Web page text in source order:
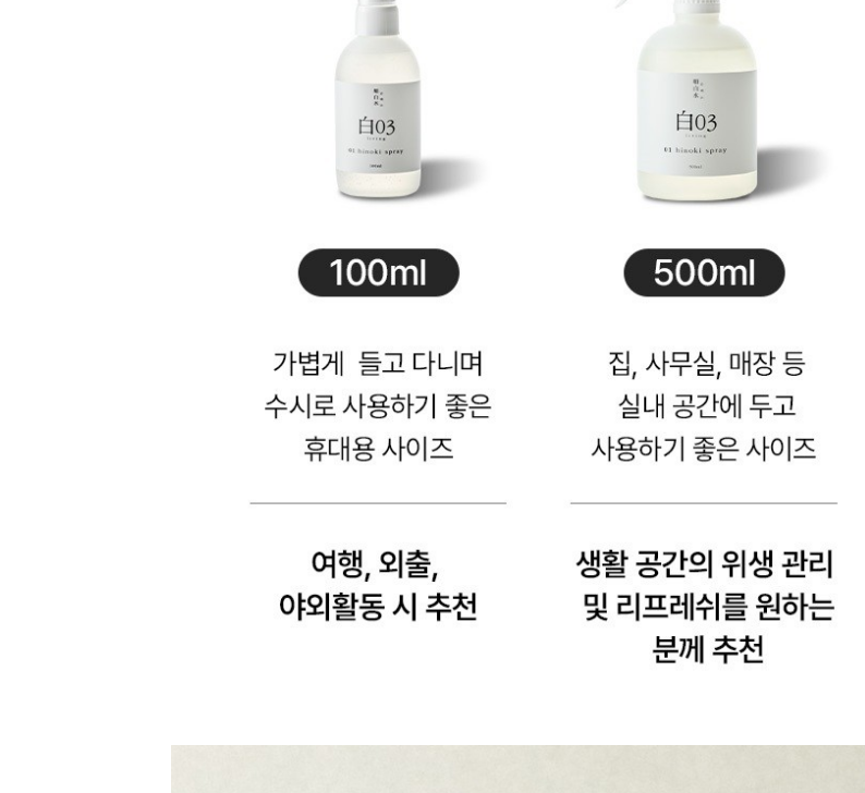
· 본 이벤트는 한정 수량으로 진행되며, 증정상품 재고 소진 시 조기 종료될 수
· 구매 전, 주문서 화면 상단의 주문 상품 영역에서 증정상품이 표시될 경우
등으로 증정상품이 제공되지 않을 경우 해당 영역에서 증정상품이 표시되지
· 구매 후, 주문내역 화면 내에 증정상품이 표시되면 증정상품이 제공되며,
되지 않을 경우 해당 영역에서 증정상품이 표시되지 않습니다.